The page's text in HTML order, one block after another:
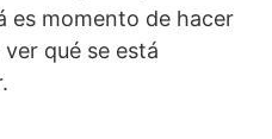
es momento de hacer
qué se está